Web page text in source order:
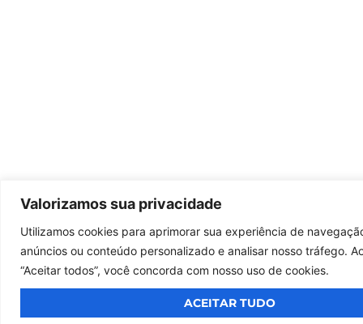
Valorizamos sua privacidade
Utilizamos cookies para aprimorar sua experiência de
anúncios ou conteúdo personalizado e analisar nosso tráfego.
“Aceitar todos”, você concorda com nosso uso de cookies.
ACEITAR TUDO